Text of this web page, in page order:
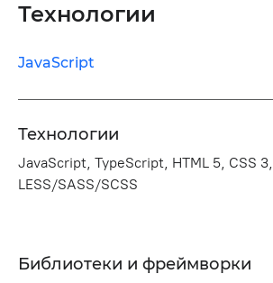
Технологии
JavaScript
Технологии
JavaScript, TypeScript, HTML 5, CSS 3,
LESS/SASS/SCSS
Библиотеки и фреймворки